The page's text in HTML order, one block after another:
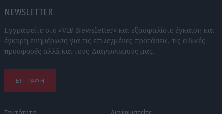
NEWSLETTER
Εγγραφείτε στο «VIP Newsletter» και εξασφαλίστε έγκαιρη και
έγκυρη ενημέρωση για τις επιλεγμένες προτάσεις, τις ειδικές
προσφορές αλλά και τους Διαγωνισμούς μας.
ΕΓΓΡΑΦΗ